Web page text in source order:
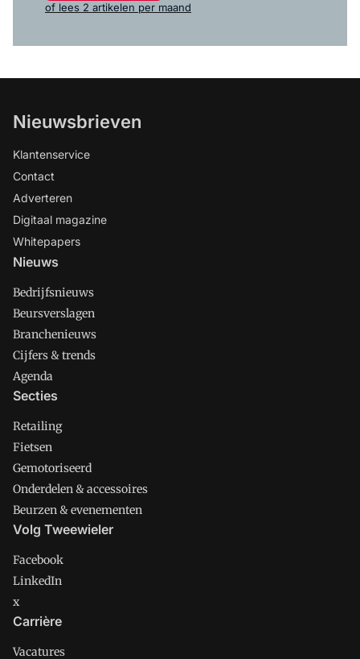
of lees 2 artikelen per maand
Nieuwsbrieven
Klantenservice
Contact
Adverteren
Digitaal magazine
Whitepapers
Nieuws
Bedrijfsnieuws
Beursverslagen
Branchenieuws
Cijfers & trends
Agenda
Secties
Retailing
Fietsen
Gemotoriseerd
Onderdelen & accessoires
Beurzen & evenementen
Volg Tweewieler
Facebook
LinkedIn
x
Carrière
Vacatures